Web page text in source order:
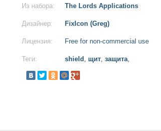
Из набора: The Lords Applications
Дизайнер: FixIcon (Greg)
Лицензия: Free for non-commercial use
Теги: shield , щит, защита,